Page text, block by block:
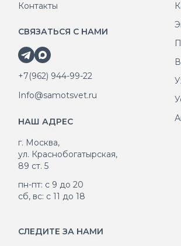
Контакты
СВЯЗАТЬСЯ С НАМИ
+7(962) 944-99-22
Info@samotsvet.ru
НАШ АДРЕС
г. Москва,
ул. Краснобогатырская,
89 ст. 5
пн-пт: с 9 до 20
сб, вс: с 11 до 18
СЛЕДИТЕ ЗА НАМИ